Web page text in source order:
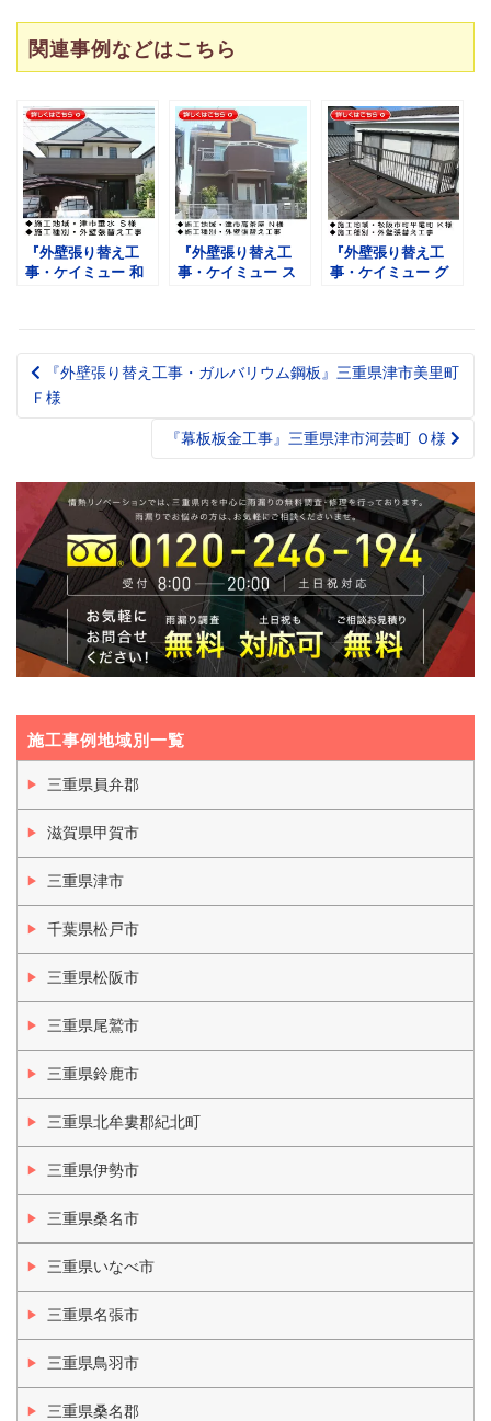
関連事例などはこちら
『外壁張り替え工
事・ケイミュー 和
『外壁張り替え工
事・ケイミュー ス
『外壁張り替え工
事・ケイミュー グ
Post
navigation
『外壁張り替え工事・ガルバリウム鋼板』三重県津市美里町
Ｆ様
『幕板板金工事』三重県津市河芸町 Ｏ様
施工事例地域別一覧
三重県員弁郡
滋賀県甲賀市
三重県津市
千葉県松戸市
三重県松阪市
三重県尾鷲市
三重県鈴鹿市
三重県北牟婁郡紀北町
三重県伊勢市
三重県桑名市
三重県いなべ市
三重県名張市
三重県鳥羽市
三重県桑名郡